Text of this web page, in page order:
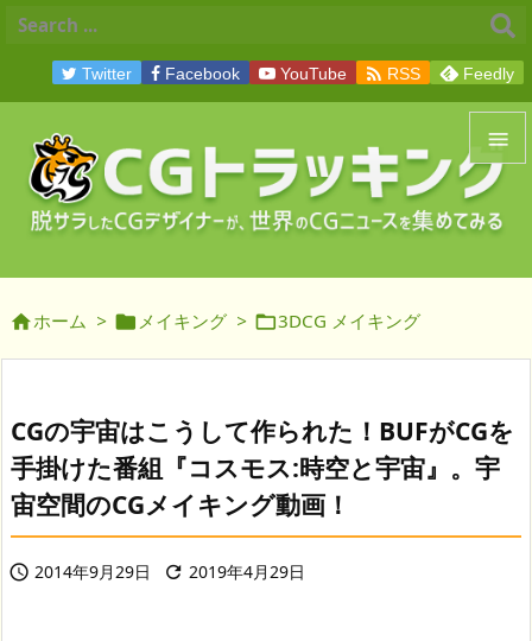


メニュ
前へ
次へ

検索
Twitter Facebook YouTube  RSS Feedly
ホーム >  メイキング > 3DCG メイキング
CGの宇宙はこうして作られた！BUFがCGを
手掛けた番組『コスモス:時空と宇宙』。宇
宙空間のCGメイキング動画！
 2014年9月29日  2019年4月29日